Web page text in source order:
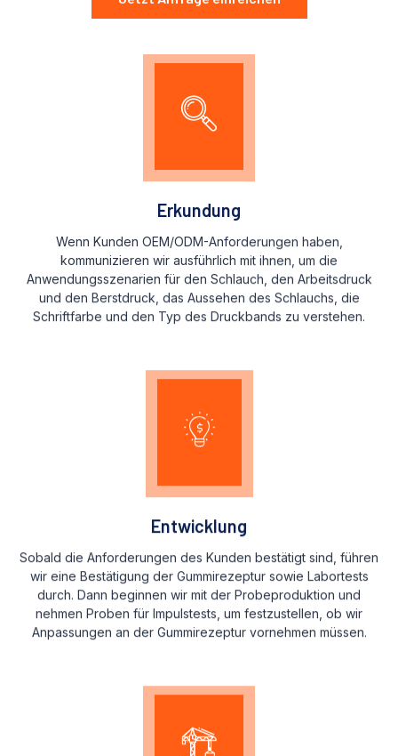
Erkundung
Wenn Kunden OEM/ODM-Anforderungen haben,
kommunizieren wir ausführlich mit ihnen, um die
Anwendungsszenarien für den Schlauch, den Arbeitsdruck
und den Berstdruck, das Aussehen des Schlauchs, die
Schriftfarbe und den Typ des Druckbands zu verstehen.
Entwicklung
Sobald die Anforderungen des Kunden bestätigt sind, führen
wir eine Bestätigung der Gummirezeptur sowie Labortests
durch. Dann beginnen wir mit der Probeproduktion und
nehmen Proben für Impulstests, um festzustellen, ob wir
Anpassungen an der Gummirezeptur vornehmen müssen.